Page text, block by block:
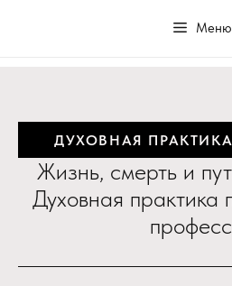
ДУХОВНАЯ ПРАКТИКА
Жизнь, смерть и
Духовная практика